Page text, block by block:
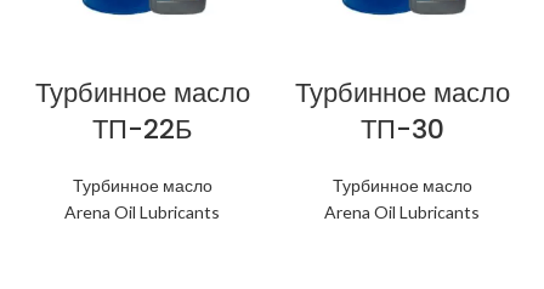
Турбинное масло
ТП-22Б
Турбинное масло
Arena Oil Lubricants
Турбинное масло
ТП-30
Турбинное масло
Arena Oil Lubricants